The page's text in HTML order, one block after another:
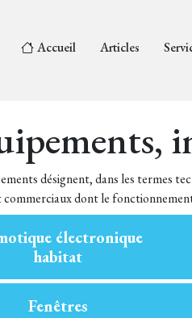
Accueil Articles
désignent, dans les termes
commerciaux dont le
électronique
habitat
Fenêtres